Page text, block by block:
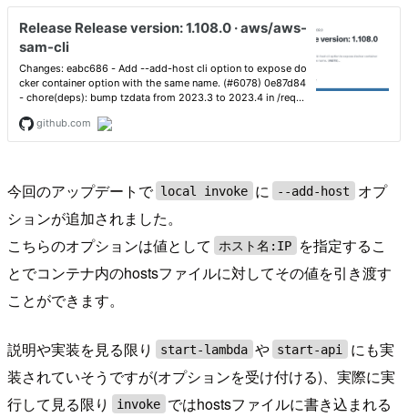
今回のアップデートで local invoke に --add-host
オプ
ションが追加されました。
こちらのオプションは値として
ホスト名:IP
を指定するこ
とでコンテナ内のhostsファイルに対してその値を引き渡す
ことができます。
説明や実装を見る限り start-lambda や start-api
にも実
装されていそうですが(オプションを受け付ける)、実際に実
行して見る限り
invoke ではhostsファイルに書き込まれる